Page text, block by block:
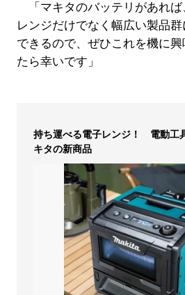
「マキタのバッテリがあれば
レンジだけでなく幅広い製品
できるので、ぜひこれを機に
たら幸いです」
持ち運べる電子レンジ！ 電動工
キタの新商品